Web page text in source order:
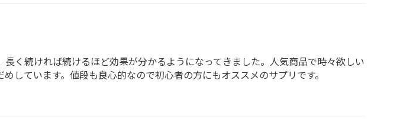
く続ければ続けるほど効果が分かるようになってきました。人気商品で時々欲しい
しています。値段も良心的なので初心者の方にもオススメのサプリです。